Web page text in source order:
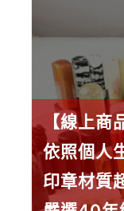
【線上商
依照個人
印章材質